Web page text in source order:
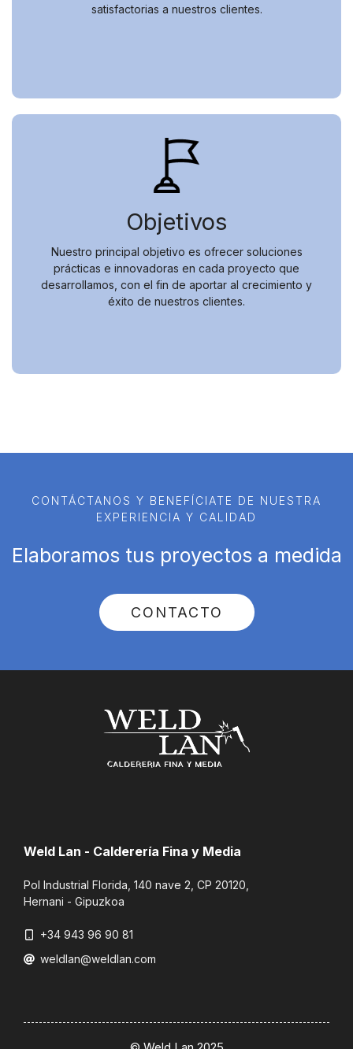
satisfactorias a nuestros clientes.
Objetivos
Nuestro principal objetivo es ofrecer soluciones
prácticas e innovadoras en cada proyecto que
desarrollamos, con el fin de aportar al crecimiento y
éxito de nuestros clientes.
CONTÁCTANOS Y BENEFÍCIATE DE NUESTRA
EXPERIENCIA Y CALIDAD
Elaboramos tus proyectos a medida
CONTACTO
Weld Lan - Calderería Fina y Media
Pol Industrial Florida, 140 nave 2, CP 20120,
Hernani - Gipuzkoa
+34 943 96 90 81
weldlan@weldlan.com